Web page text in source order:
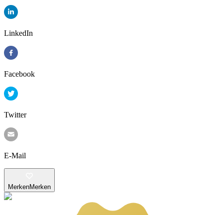
LinkedIn
Facebook
Twitter
E-Mail
MerkenMerken